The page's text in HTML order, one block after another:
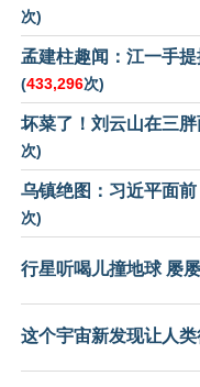
次)
孟建柱趣闻：江一手
(433,296次)
坏菜了！刘云山在三
次)
乌镇绝图：习近平面
次)
行星听喝儿撞地球 屡
这个宇宙新发现让人